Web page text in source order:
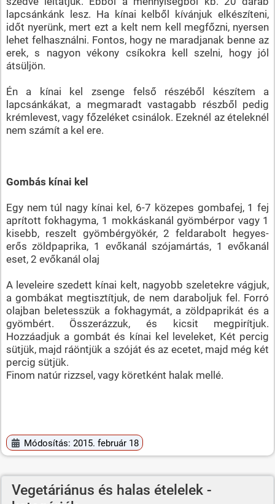
lapcsánkánk lesz. Ha kínai kelből kívánjuk elkészíteni,
időt nyerünk, mert ezt a kelt nem kell megfőzni, nyersen
lehet felhasználni. Fontos, hogy ne maradjanak benne az
erek, s nagyon vékony csíkokra kell szelni, hogy jól
átsüljön.
Én a kínai kel zsenge felső részéből készítem a
lapcsánkákat, a megmaradt vastagabb részből pedig
krémlevest, vagy főzeléket csinálok. Ezeknél az ételeknél
nem számít a kel ere.
Gombás kínai kel
Egy nem túl nagy kínai kel, 6-7 közepes gombafej, 1 fej
aprított fokhagyma, 1 mokkáskanál gyömbérpor vagy 1
kisebb, reszelt gyömbérgyökér, 2 feldarabolt hegyes-
erős zöldpaprika, 1 evőkanál szójamártás, 1 evőkanál
eset, 2 evőkanál olaj
A leveleire szedett kínai kelt, nagyobb szeletekre vágjuk,
a gombákat megtisztítjuk, de nem daraboljuk fel. Forró
olajban beletesszük a fokhagymát, a zöldpaprikát és a
gyömbért. Összerázzuk, és kicsit megpirítjuk.
Hozzáadjuk a gombát és kínai kel leveleket, Két percig
sütjük, majd ráöntjük a szóját és az ecetet, majd még két
percig sütjük.
Finom natúr rizzsel, vagy köretként halak mellé.
Módosítás: 2015. február 18
Vegetáriánus és halas ételelek -